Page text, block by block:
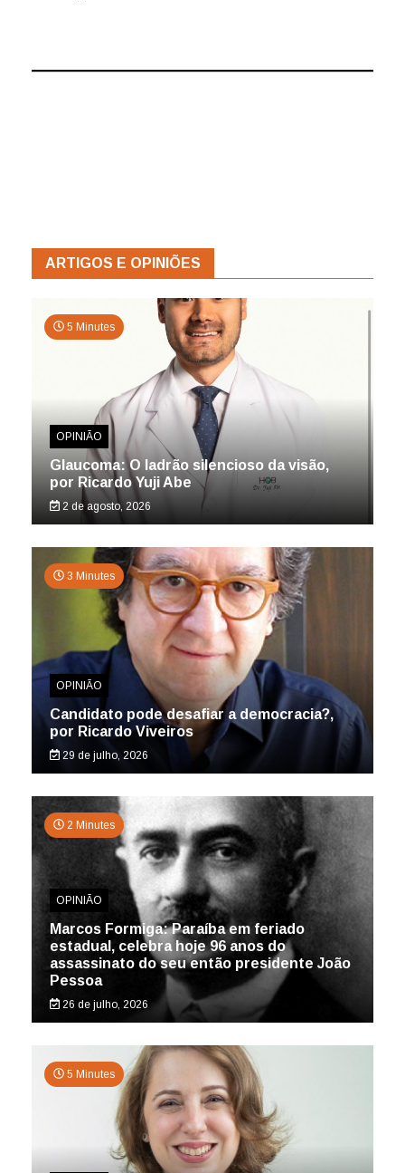
ARTIGOS E OPINIÕES
5 Minutes
OPINIÃO
Glaucoma: O ladrão silencioso da visão,
por Ricardo Yuji Abe
2 de agosto, 2026
3 Minutes
OPINIÃO
Candidato pode desafiar a democracia?,
por Ricardo Viveiros
29 de julho, 2026
2 Minutes
OPINIÃO
Marcos Formiga: Paraíba em feriado
estadual, celebra hoje 96 anos do
assassinato do seu então presidente João
Pessoa
26 de julho, 2026
5 Minutes